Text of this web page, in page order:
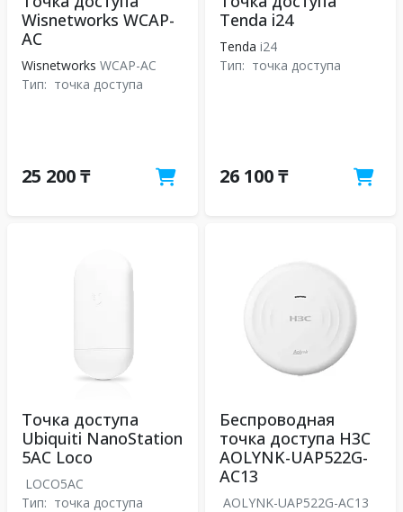
Wisnetworks WCAP-
AC
Wisnetworks WCAP-AC
Тип: точка доступа
25 200 ₸
Tenda i24
Tenda i24
Тип: точка доступа
26 100 ₸
Точка доступа
Ubiquiti NanoStation
5AC Loco
LOCO5AC
Тип: точка доступа
Беспроводная
точка доступа H3C
AOLYNK-UAP522G-
AC13
AOLYNK-UAP522G-AC13